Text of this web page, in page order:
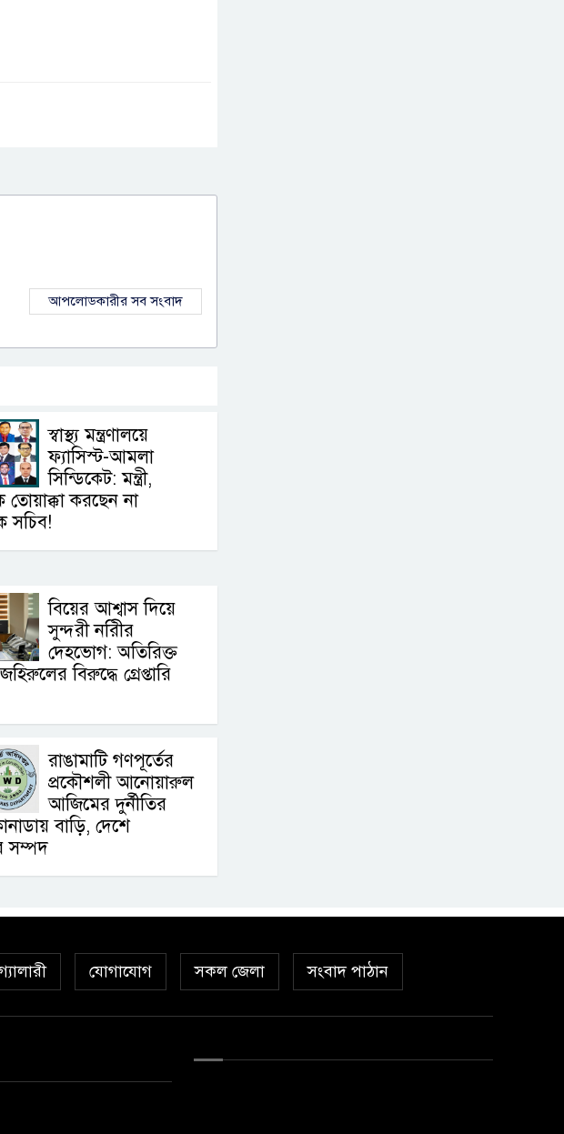
আপলোডকারীর সব সংবাদ
স্বাস্থ্য মন্ত্রণালয়ে
ফ্যাসিস্ট-আমলা
সিন্ডিকেট: মন্ত্রী,
তোয়াক্কা করছেন না
সচিব!
বিয়ের আশ্বাস দিয়ে
সুন্দরী নরিীর
দেহভোগ: অতিরিক্ত
বিরুদ্ধে গ্রেপ্তারি
রাঙামাটি গণপূর্তের
প্রকৌশলী আনোয়ারুল
আজিমের দুর্নীতির
বাড়ি, দেশে
সম্পদ
যোগাযোগ সকল জেলা সংবাদ পাঠান